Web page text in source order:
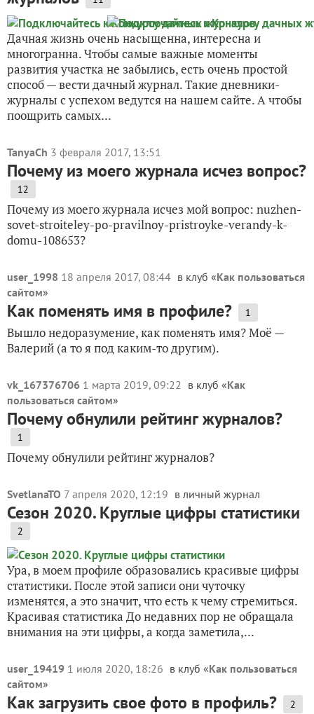
Дачная жизнь очень насыщенна, интересна и
многогранна. Чтобы самые важные моменты
развития участка не забылись, есть очень простой
способ — вести дачный журнал. Такие дневники-
журналы с успехом ведутся на нашем сайте. А чтобы
поощрить самых...
TanyaCh 3 февраля 2017, 13:51
Почему из моего журнала исчез вопрос?
12
Почему из моего журнала исчез мой вопрос: nuzhen-
sovet-stroiteley-po-pravilnoy-pristroyke-verandy-k-
domu-108653?
user_1998 18 апреля 2017, 08:44 в клуб «Как пользоваться
сайтом»
Как поменять имя в профиле? 1
Вышло недоразумение, как поменять имя? Моё —
Валерий (а то я под каким-то другим).
vk_167376706 1 марта 2019, 09:22 в клуб «Как
пользоваться сайтом»
Почему обнулили рейтинг журналов?
1
Почему обнулили рейтинг журналов?
SvetlanaTO 7 апреля 2020, 12:19 в личный журнал
Сезон 2020. Круглые цифры статистики
2
Ура, в моем профиле образовались красивые цифры
статистики. После этой записи они чуточку
изменятся, а это значит, что есть к чему стремиться.
Красивая статистика До недавних пор не обращала
внимания на эти цифры, а когда заметила,...
user_19419 1 июля 2020, 18:26 в клуб «Как пользоваться
сайтом»
Как загрузить свое фото в профиль? 2